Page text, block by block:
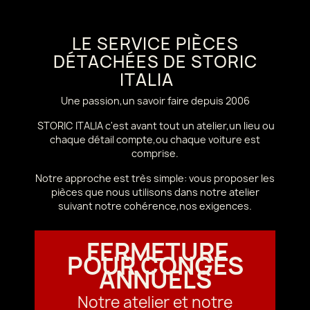
LE SERVICE PIÈCES
DÉTACHÉES DE STORIC
ITALIA
Une passion,un savoir faire depuis 2006
STORIC ITALIA c'est avant tout un atelier,un lieu ou
chaque détail compte,ou chaque voiture est
comprise.
Notre approche est très simple: vous proposer les
pièces que nous utilisons dans notre atelier
suivant notre cohérence,nos exigences.
FERMETURE
POUR CONGÉS
ANNUELS
Notre atelier et notre